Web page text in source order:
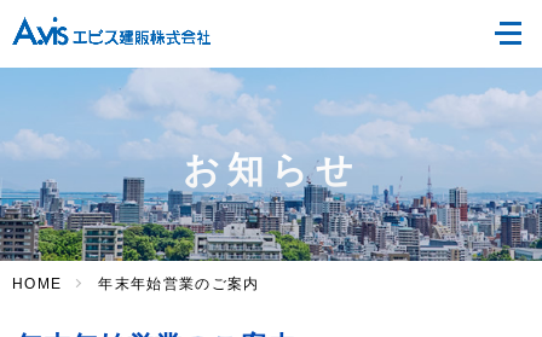
お知らせ
HOME 年末年始営業のご案内